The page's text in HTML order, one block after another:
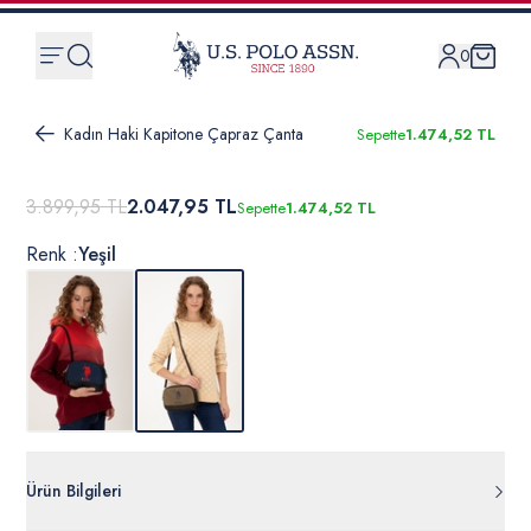
0
Kadın Haki Kapitone Çapraz Çanta Sepette1.474,52 TL
3.899,95 TL2.047,95 TLSepette1.474,52 TL
Renk :Yeşil
Ürün Bilgileri